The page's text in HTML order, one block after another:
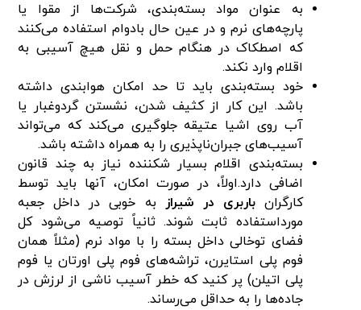
به عنوان مواد بسته‌بندی، شرکت‌ها از مقوا یا
پارچه‌های نرم و در عین حال بادوام استفاده می‌کنند
که اصطکاک در هنگام حمل و نقل هیچ آسیبی به
اقلام وارد نکند.
خود بسته‌بندی باید تا حد امکان هوابندی داشته
باشد. این کار از کثیف شدن، نشستن گردوغبار یا
آب روی اشیا عتیقه جلوگیری می‌کند که می‌تواند
آسیب‌های جبران‌ناپذیری را به همراه داشته باشد.
بسته‌بندی اقلام بسیار شکننده نیاز به چند قانون
اضافی دارد.اولاً، در صورت امکان، آنها باید توسط
کارگرانباربری در شیراز
به خوبی در داخل جعبه
مورداستفاده ثابت شوند. ثانیاً توصیه می‌شود کل
فضای توخالی داخل بسته را با مواد نرم (مثلاً همان
فوم پلی استایرن، تراشه‌های فوم پلی اورتان یا فوم
پلی اتیلن) ​​پر کنید که خطر آسیب ناشی از لرزش در
جاده‌ها را به حداقل می‌رساند.